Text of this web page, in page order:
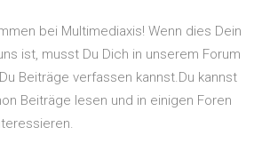
bei Multimediaxis! Wenn dies Dein
ist, musst Du Dich in unserem Forum
Beiträge verfassen kannst.Du kannst
Beiträge lesen und in einigen Foren